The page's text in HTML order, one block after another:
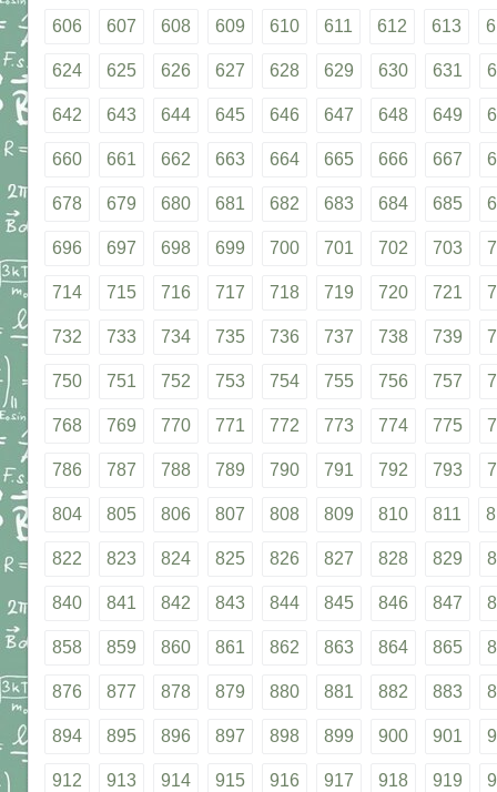
606 607 608 609 610 611 612 613
624 625 626 627 628 629 630 631
642 643 644 645 646 647 648 649
660 661 662 663 664 665 666 667
678 679 680 681 682 683 684 685
696 697 698 699 700 701 702 703
714 715 716 717 718 719 720 721
732 733 734 735 736 737 738 739
750 751 752 753 754 755 756 757
768 769 770 771 772 773 774 775
786 787 788 789 790 791 792 793
804 805 806 807 808 809 810 811
822 823 824 825 826 827 828 829
840 841 842 843 844 845 846 847
858 859 860 861 862 863 864 865
876 877 878 879 880 881 882 883
894 895 896 897 898 899 900 901
912 913 914 915 916 917 918 919